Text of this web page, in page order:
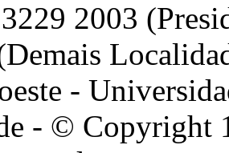
2003
-
- © Copyright